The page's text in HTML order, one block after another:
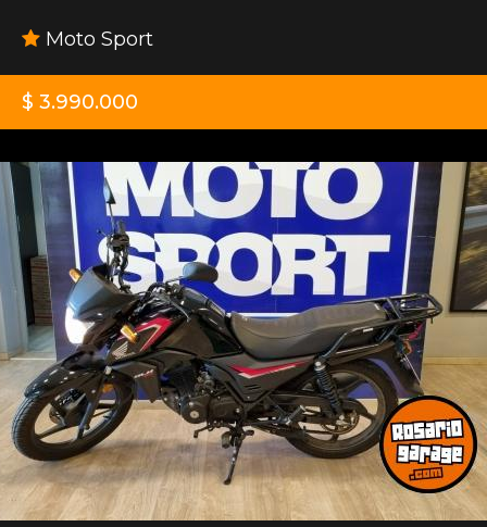
Moto Sport
$ 3.990.000